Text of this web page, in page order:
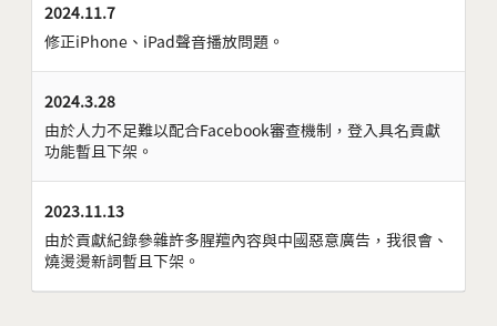
2024.11.7
修正iPhone、iPad聲音播放問題。
2024.3.28
由於人力不足難以配合Facebook審查機制，登入具名貢獻
功能暫且下架。
2023.11.13
由於貢獻紀錄參雜許多腥羶內容與中國惡意廣告，我很會、
燒燙燙新詞暫且下架。